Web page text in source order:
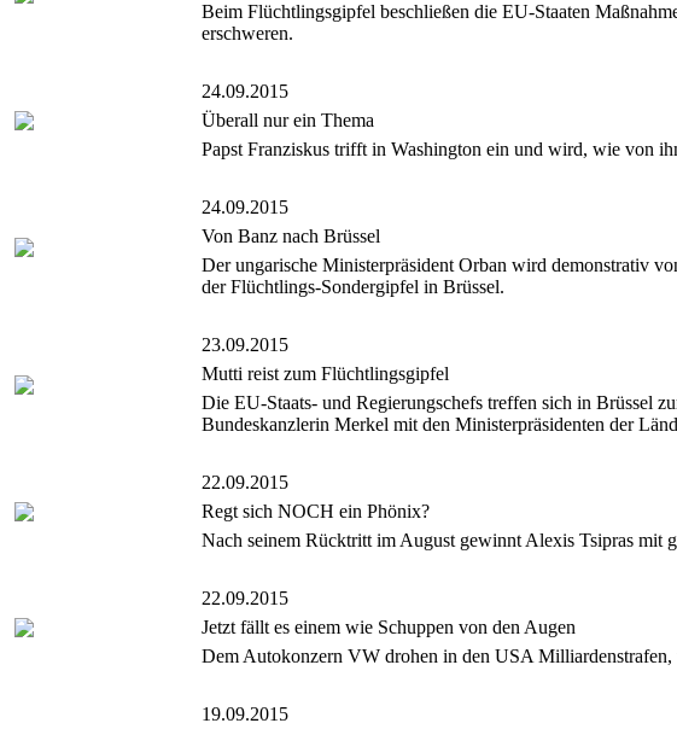
Beim Flüchtlingsgipfel beschließen die EU-Staaten
erschweren.
24.09.2015
Überall nur ein Thema
Papst Franziskus trifft in Washington ein und wird, wie von
24.09.2015
Von Banz nach Brüssel
Der ungarische Ministerpräsident Orban wird demonstrativ
der Flüchtlings-Sondergipfel in Brüssel.
23.09.2015
Mutti reist zum Flüchtlingsgipfel
Die EU-Staats- und Regierungschefs treffen sich in Brüssel
Bundeskanzlerin Merkel mit den Ministerpräsidenten der
22.09.2015
Regt sich NOCH ein Phönix?
Nach seinem Rücktritt im August gewinnt Alexis Tsipras mit
22.09.2015
Jetzt fällt es einem wie Schuppen von den Augen
Dem Autokonzern VW drohen in den USA
19.09.2015